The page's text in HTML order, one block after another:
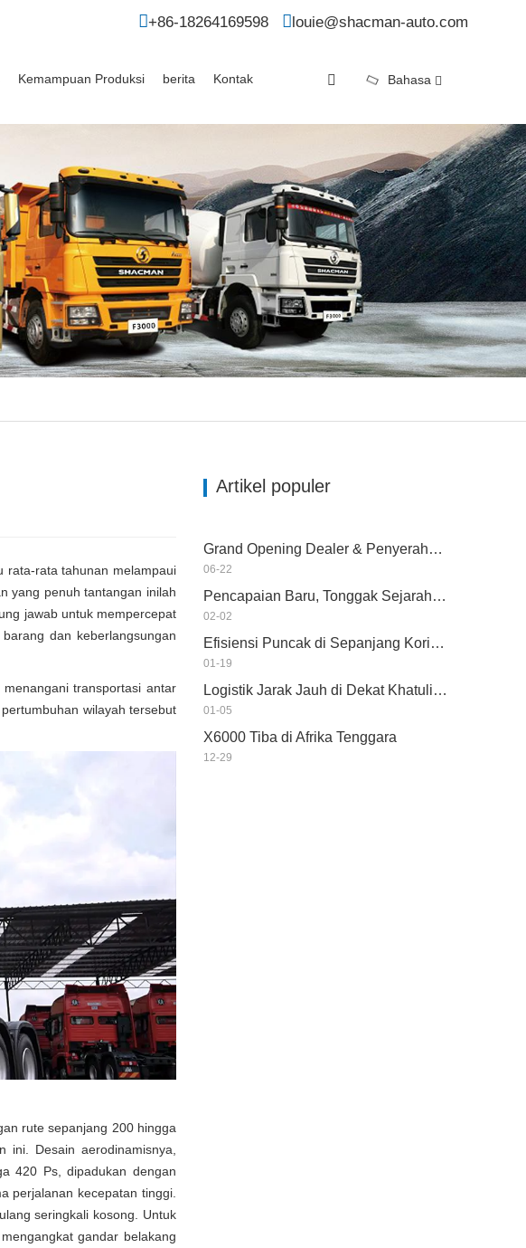
+86-18264169598 louie@shacman-auto.com
Kemampuan Produksi berita Kontak Bahasa
rata-rata tahunan melampaui
yang penuh tantangan inilah
jawab untuk mempercepat
dan keberlangsungan
transportasi antar
wilayah tersebut
rute sepanjang 200 hingga
ini. Desain aerodinamisnya,
420 Ps, dipadukan dengan
perjalanan kecepatan tinggi.
seringkali kosong. Untuk
gandar belakang
Artikel populer
Grand Opening Dealer & Penyerahan Armada di Tanzania
06-22
Pencapaian Baru, Tonggak Sejarah Baru - Momentum Berlanjut
02-02
Efisiensi Puncak di Sepanjang Koridor Kereta Api Trans Guinea
01-19
Logistik Jarak Jauh di Dekat Khatulistiwa
01-05
X6000 Tiba di Afrika Tenggara
12-29